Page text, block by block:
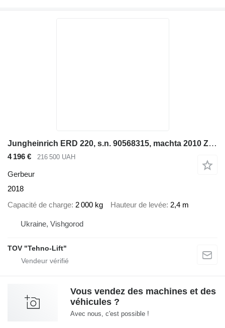
Jungheinrich ERD 220, s.n. 90568315, machta 2010 ZT, v.p. 2000kg
4 196 € 216 500 UAH
Gerbeur
2018
Capacité de charge 2 000 kg Hauteur de levée 2,4 m
Ukraine, Vishgorod
TOV "Tehno-Lift"
Vous vendez des machines et des
véhicules ?
Avec nous, c'est possible !